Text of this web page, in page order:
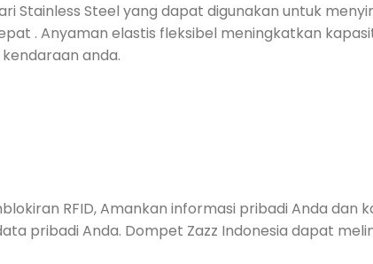
Stainless Steel yang dapat digunakan untuk
. Anyaman elastis fleksibel meningkatkan
anda.
RFID, Amankan informasi pribadi Anda
pribadi Anda. Dompet Zazz Indonesia dapat